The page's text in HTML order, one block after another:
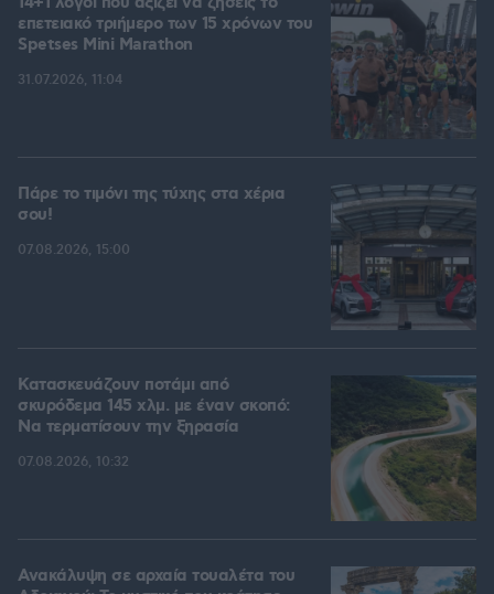
επετειακό τριήμερο των 15 χρόνων του
Spetses Mini Marathon
31.07.2026, 11:04
Πάρε το τιμόνι της τύχης στα χέρια
σου!
07.08.2026, 15:00
Κατασκευάζουν ποτάμι από
σκυρόδεμα 145 χλμ. με έναν σκοπό:
Να τερματίσουν την ξηρασία
07.08.2026, 10:32
Ανακάλυψη σε αρχαία τουαλέτα του